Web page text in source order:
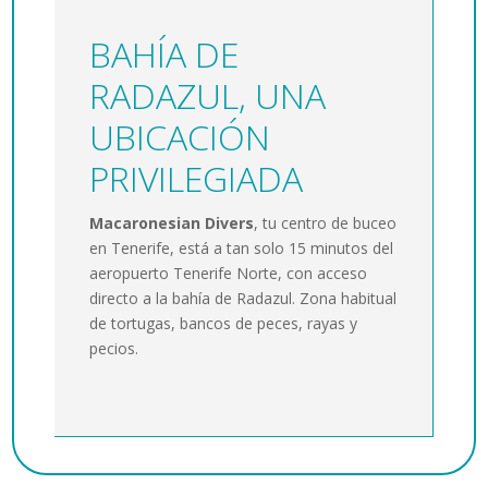
BAHÍA DE
RADAZUL, UNA
UBICACIÓN
PRIVILEGIADA
Macaronesian Divers, tu centro de buceo
en Tenerife, está a tan solo 15 minutos del
aeropuerto Tenerife Norte, con acceso
directo a la bahía de Radazul. Zona habitual
de tortugas, bancos de peces, rayas y
pecios.